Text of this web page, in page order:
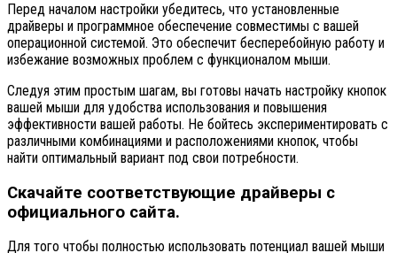
Перед началом настройки убедитесь, что установленные
драйверы и программное обеспечение совместимы с вашей
операционной системой. Это обеспечит бесперебойную работу и
избежание возможных проблем с функционалом мыши.
Следуя этим простым шагам, вы готовы начать настройку кнопок
вашей мыши для удобства использования и повышения
эффективности вашей работы. Не бойтесь экспериментировать с
различными комбинациями и расположениями кнопок, чтобы
найти оптимальный вариант под свои потребности.
Скачайте соответствующие драйверы с
официального сайта.
Для того чтобы полностью использовать потенциал вашей мыши